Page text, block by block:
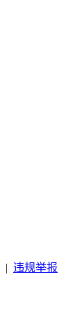
| 违规举报